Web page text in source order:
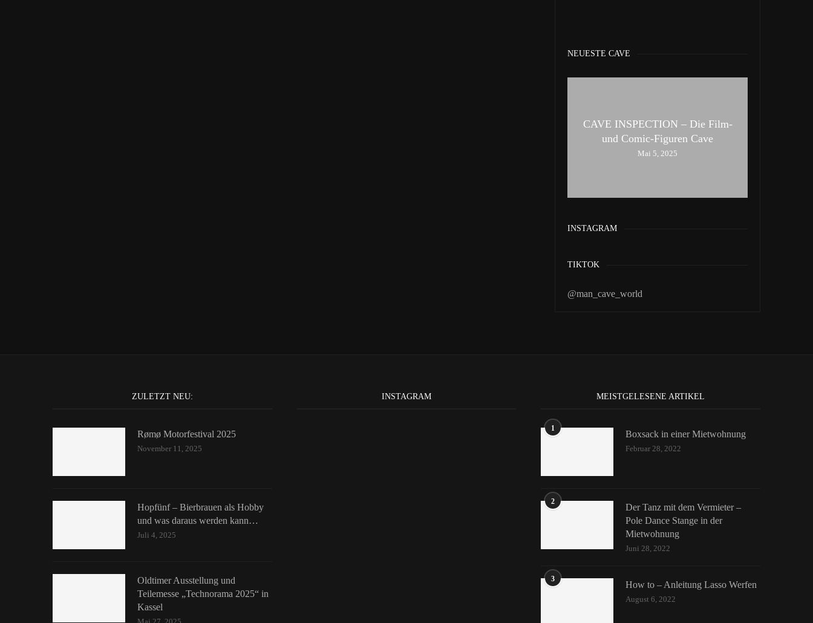
NEUESTE CAVE
CAVE INSPECTION – Die Film-
und Comic-Figuren Cave
Mai 5, 2025
INSTAGRAM
TIKTOK
@man_cave_world
ZULETZT NEU:
Rømø Motorfestival 2025
November 11, 2025
Hopfünf – Bierbrauen als Hobby
und was daraus werden kann…
Juli 4, 2025
Oldtimer Ausstellung und
Teilemesse „Technorama 2025“ in
Kassel
INSTAGRAM MEISTGELESENE ARTIKEL
1
Boxsack in einer Mietwohnung
Februar 28, 2022
2
Der Tanz mit dem Vermieter –
Pole Dance Stange in der
Mietwohnung
Juni 28, 2022
3
How to – Anleitung Lasso Werfen
August 6, 2022